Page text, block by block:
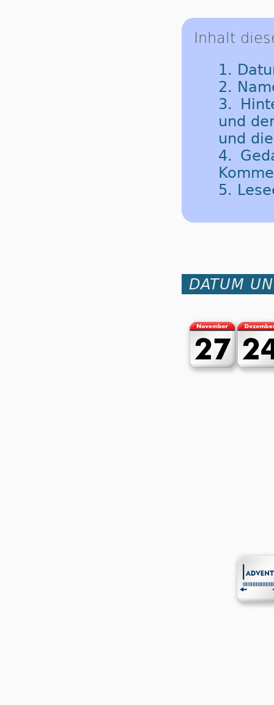
Inhalt
1.
2.
3.
und
und
4.
5.
DATUM